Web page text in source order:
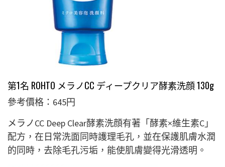
第1名 ROHTO メラノCC ディープクリア酵素洗顔 130g
參考價格：645円
メラノCC Deep Clear酵素洗顔有著「酵素×維生素C」
配方，在日常洗面同時護理毛孔，並在保護肌膚水潤
的同時，去除毛孔污垢，能使肌膚變得光滑透明。